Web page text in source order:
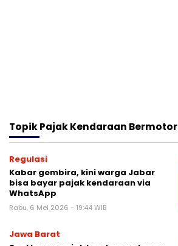
TopikPajak Kendaraan Bermotor
Regulasi
Kabar gembira, kini warga Jabar
bisa bayar pajak kendaraan via
WhatsApp
Rabu, 6 Mei 2026 - 19:44 WIB
Jawa Barat